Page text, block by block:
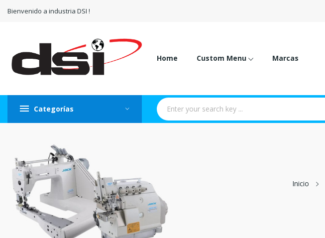
Bienvenido a industria DSI !
Home Custom Menu Marcas
Categorías
Inicio